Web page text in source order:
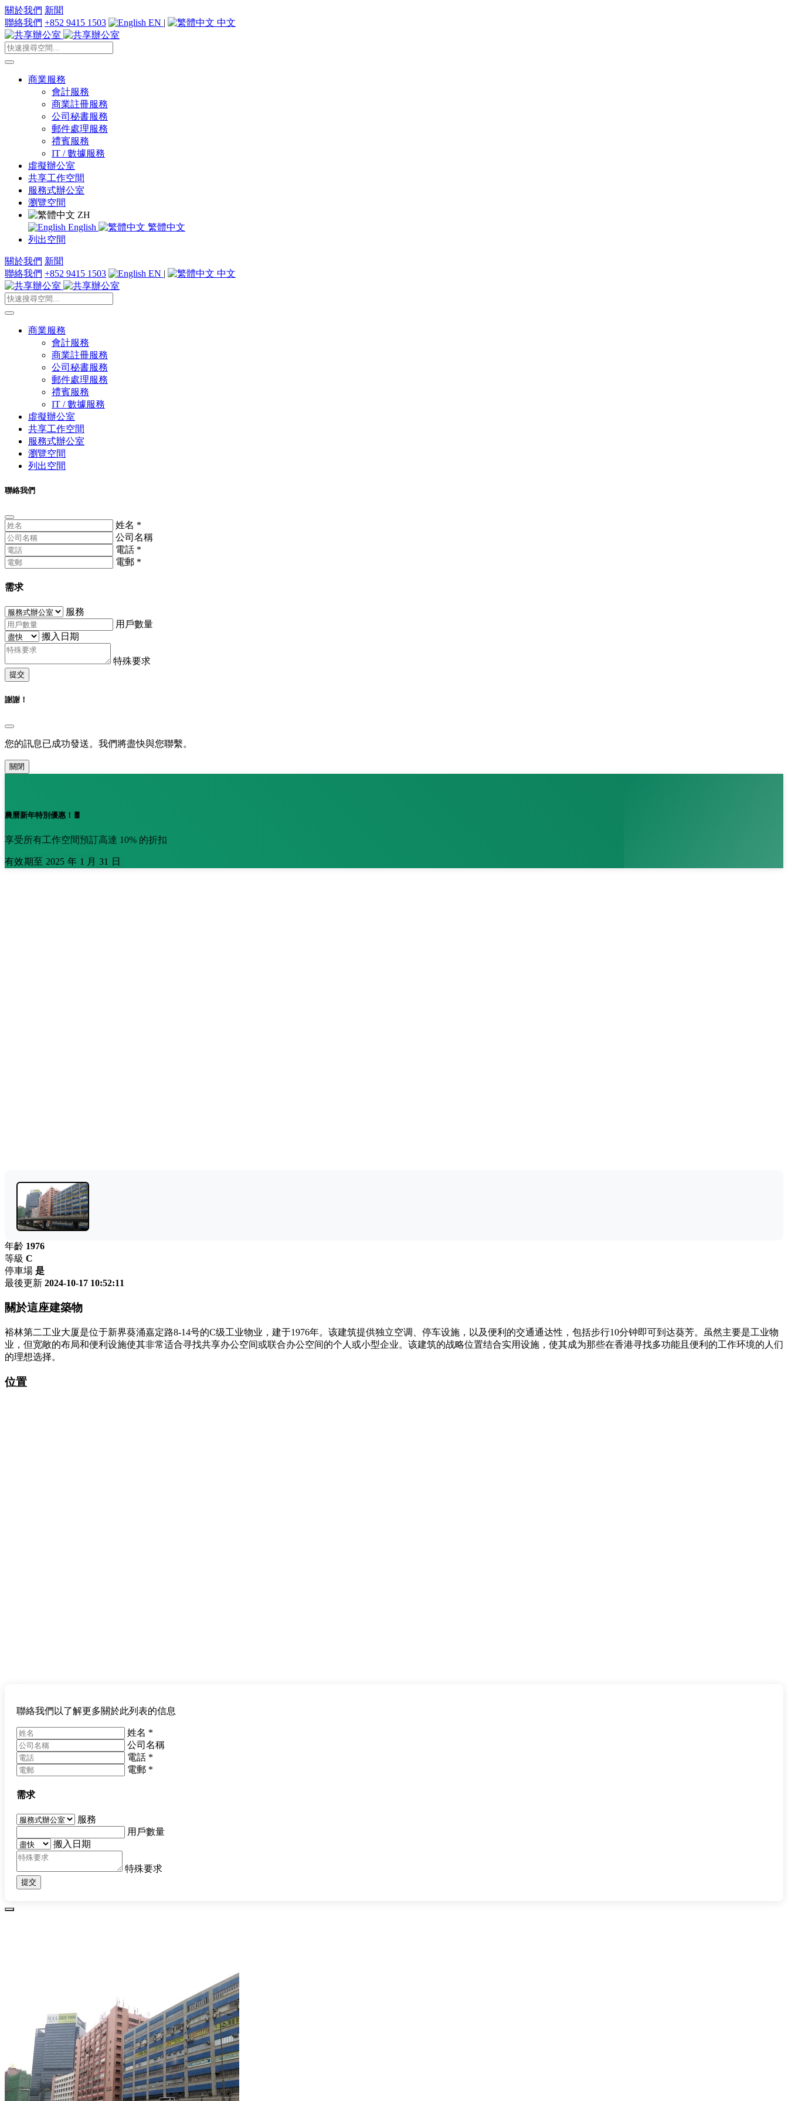
關於我們 新聞
聯絡我們 +852 9415 1503 EN | 中文
商業服務
會計服務
商業註冊服務
公司秘書服務
郵件處理服務
禮賓服務
IT / 數據服務
虛擬辦公室
共享工作空間
服務式辦公室
瀏覽空間
ZH
English
繁體中文
列出空間
關於我們 新聞
聯絡我們 +852 9415 1503 EN | 中文
商業服務
會計服務
商業註冊服務
公司秘書服務
郵件處理服務
禮賓服務
IT / 數據服務
虛擬辦公室
共享工作空間
服務式辦公室
瀏覽空間
列出空間
聯絡我們
姓名 *
公司名稱
電話 *
電郵 *
需求
服務
用戶數量
搬入日期
特殊要求
提交
謝謝！
您的訊息已成功發送。我們將盡快與您聯繫。
關閉
農曆新年特別優惠！🧧
享受所有工作空間預訂高達 10% 的折扣
有效期至 2025 年 1 月 31 日
年齡 1976
等級 C
停車場 是
最後更新 2024-10-17 10:52:11
關於這座建築物
裕林第二工业大厦是位于新界葵涌嘉定路8-14号的C级工业物业，建于1976年。该建筑提供独立空调、停车设施，以及便利的交通通达性，包括步行10分钟即可到达葵芳。虽然主要是工业物
业，但宽敞的布局和便利设施使其非常适合寻找共享办公空间或联合办公空间的个人或小型企业。该建筑的战略位置结合实用设施，使其成为那些在香港寻找多功能且便利的工作环境的人们
的理想选择。
位置
聯絡我們以了解更多關於此列表的信息
姓名 *
公司名稱
電話 *
電郵 *
需求
服務
用戶數量
搬入日期
特殊要求
提交